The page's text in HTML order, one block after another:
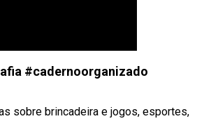
#cadernoorganizado
sobre brincadeira e jogos, esportes,